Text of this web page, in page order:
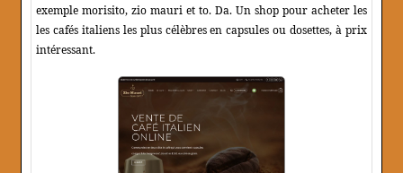
exemple morisito, zio mauri et to. Da. Un shop pour acheter les
les cafés italiens les plus célèbres en capsules ou dosettes, à prix
intéressant.